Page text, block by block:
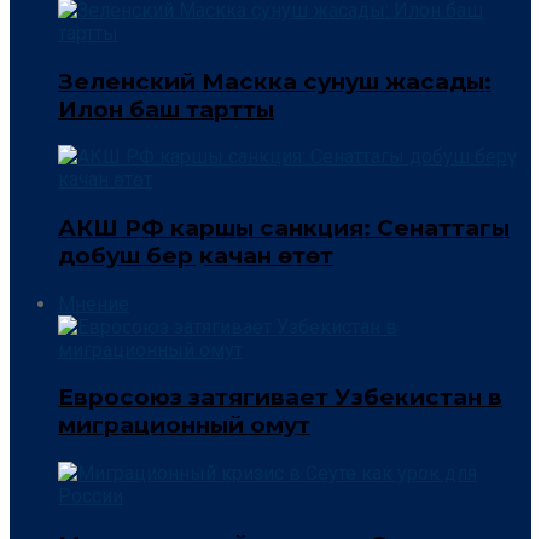
Зеленский Маскка сунуш жасады:
Илон баш тартты
АКШ РФ каршы санкция: Сенаттагы
добуш берүү качан өтөт
Евросоюз затягивает Узбекистан в
миграционный омут